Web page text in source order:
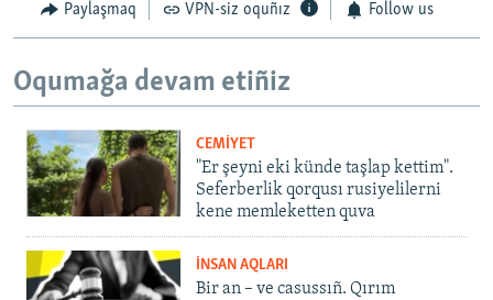
Paylaşmaq VPN-siz oquñız Follow us
Oqumağa devam etiñiz
CEMİYET
"Er şeyni eki künde taşlap kettim".
Seferberlik qorqusı rusiyelilerni
kene memleketten quva
İNSAN AQLARI
Bir an – ve casussıñ. Qırım